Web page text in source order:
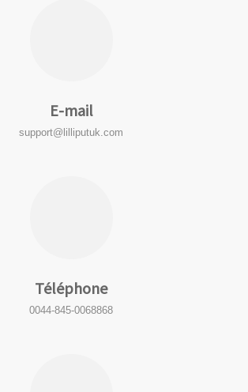
E-mail
support@lilliputuk.com
Téléphone
0044-845-0068868